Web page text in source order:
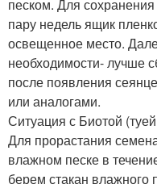
песком. Для
пару недель ящик
освещенное место.
необходимости- лучше
после появления
или аналогами.
Ситуация с Биотой
Для прорастания
влажном песке в
берем стакан влажного